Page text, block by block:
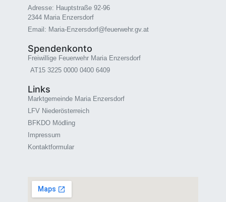
Adresse: Hauptstraße 92-96
2344 Maria Enzersdorf
Email: Maria-Enzersdorf@feuerwehr.gv.at
Spendenkonto
Freiwillige Feuerwehr Maria Enzersdorf
AT15 3225 0000 0400 6409
Links
Marktgemeinde Maria Enzersdorf
LFV Niederösterreich
BFKDO Mödling
Impressum
Kontaktformular